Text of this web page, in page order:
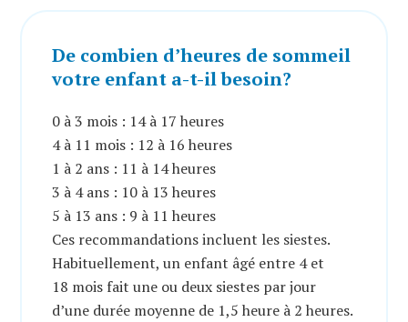
De combien d’heures de sommeil
votre enfant a-t-il besoin?
0 à 3 mois : 14 à 17 heures
4 à 11 mois : 12 à 16 heures
1 à 2 ans : 11 à 14 heures
3 à 4 ans : 10 à 13 heures
5 à 13 ans : 9 à 11 heures
Ces recommandations incluent les siestes.
Habituellement, un enfant âgé entre 4 et
18 mois fait une ou deux siestes par jour
d’une durée moyenne de 1,5 heure à 2 heures.